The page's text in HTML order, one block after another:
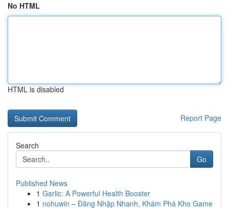
No HTML
HTML is disabled
Report Page
Search
Go
Published News
1 Garlic: A Powerful Health Booster
1 nohuwin – Đăng Nhập Nhanh, Khám Phá Kho Game